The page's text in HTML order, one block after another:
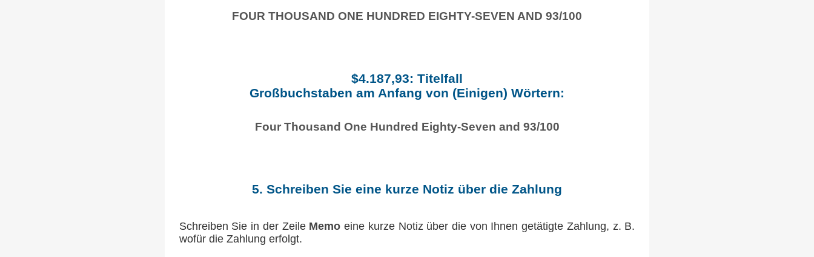
FOUR THOUSAND ONE HUNDRED EIGHTY-SEVEN AND 93/100
$4.187,93: Titelfall
Großbuchstaben am Anfang von (Einigen) Wörtern:
Four Thousand One Hundred Eighty-Seven and 93/100
5. Schreiben Sie eine kurze Notiz über die Zahlung
Schreiben Sie in der Zeile Memo eine kurze Notiz über die von Ihnen getätigte Zahlung, z. B.
wofür die Zahlung erfolgt.